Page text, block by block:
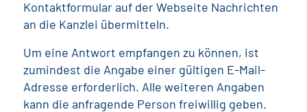
Kontaktformular auf der Webseite Nachrichten
an die Kanzlei übermitteln.
Um eine Antwort empfangen zu können, ist
zumindest die Angabe einer gültigen E-Mail-
Adresse erforderlich. Alle weiteren Angaben
kann die anfragende Person freiwillig geben.